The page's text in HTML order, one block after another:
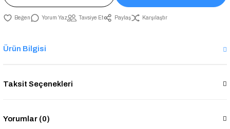
Yorum Yaz Tavsiye Et Paylaş Karşılaştır
Ürün Bilgisi
Taksit Seçenekleri
Yorumlar (0)